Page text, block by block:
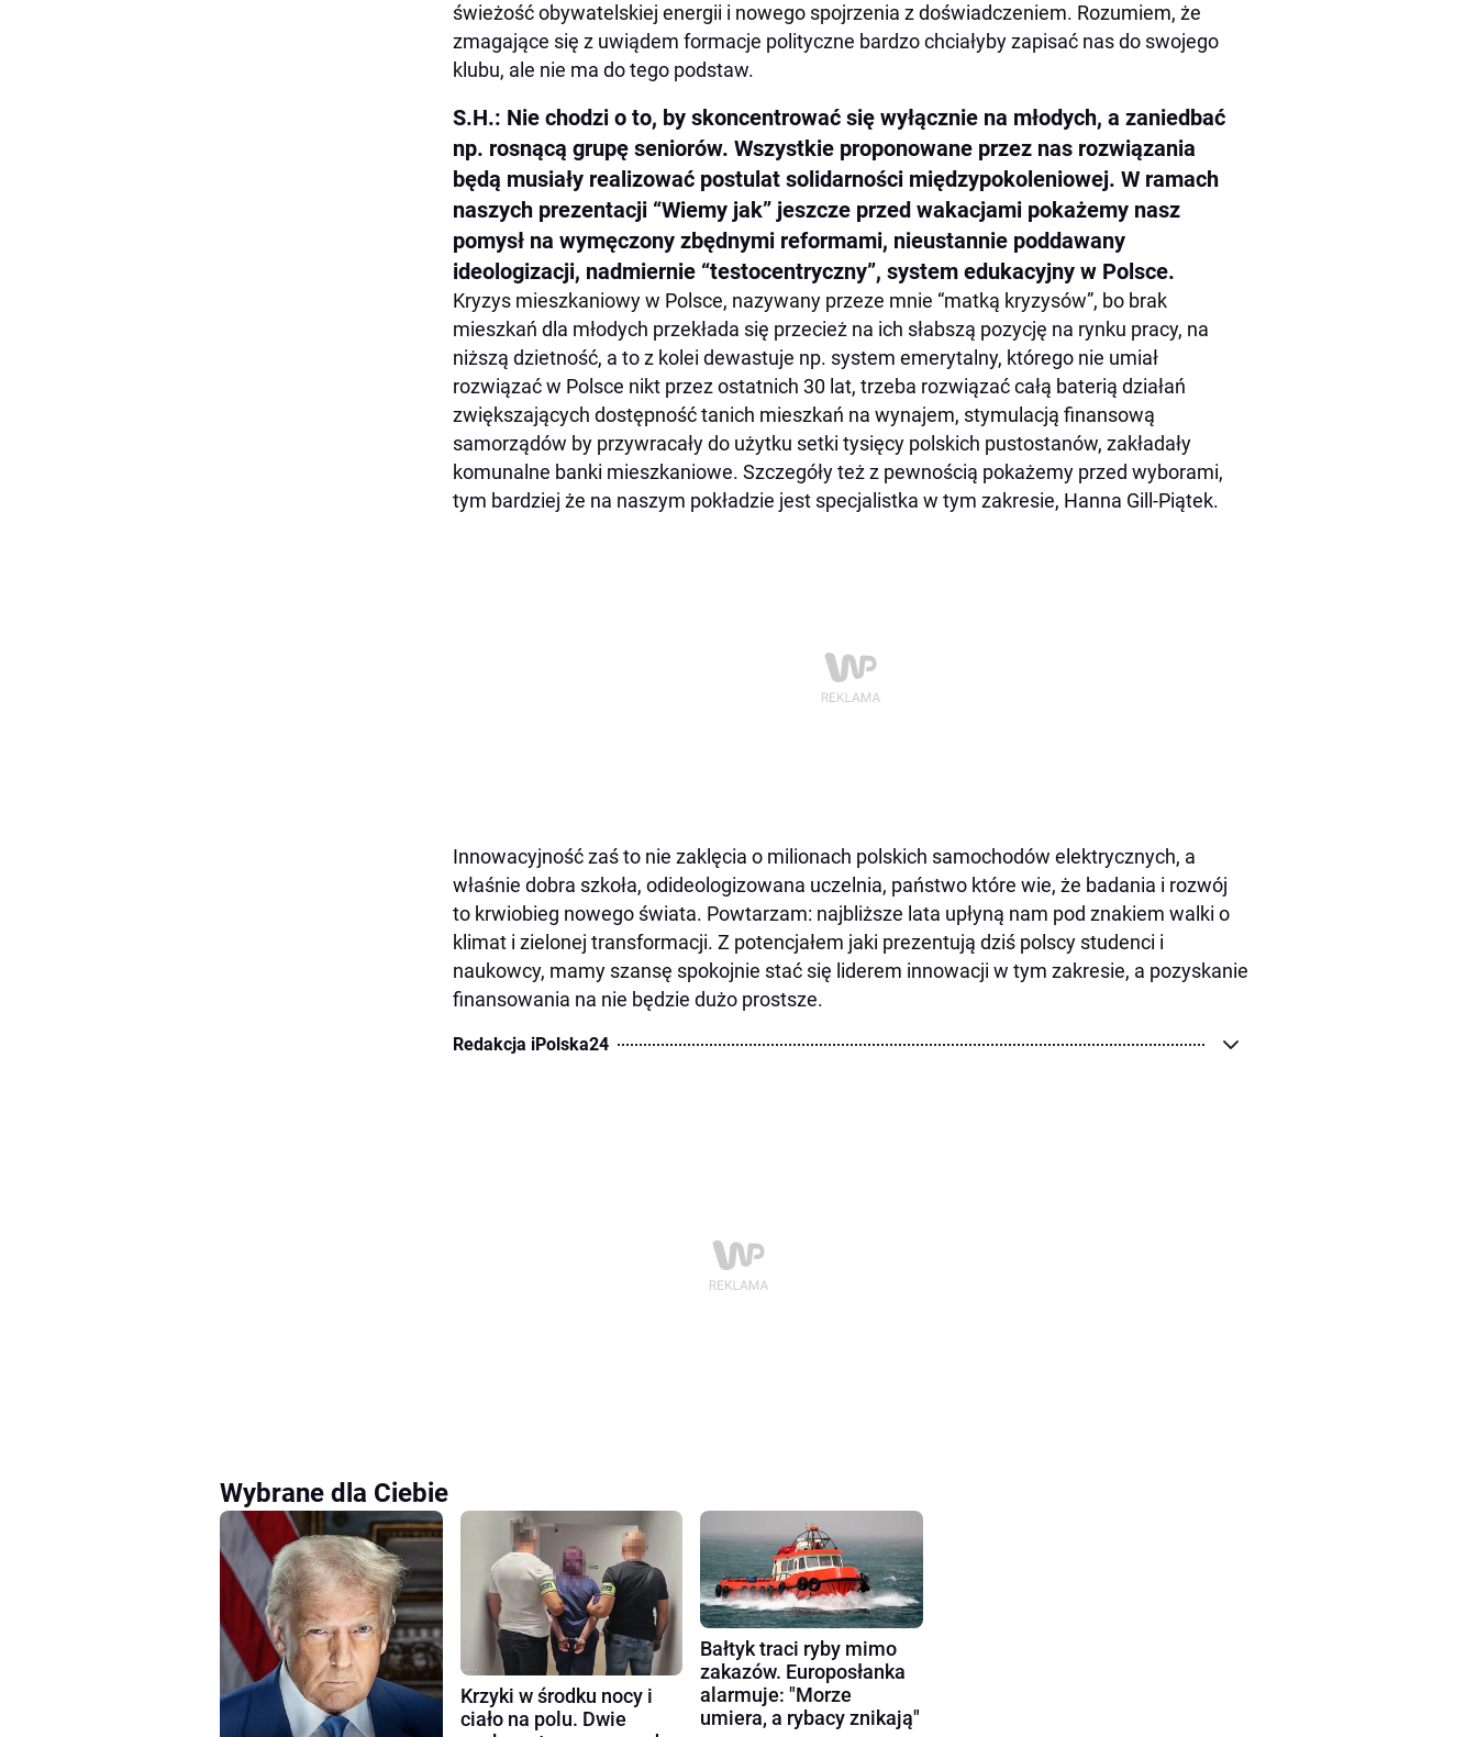
świeżość obywatelskiej energii i nowego spojrzenia z doświadczeniem. Rozumiem, że
zmagające się z uwiądem formacje polityczne bardzo chciałyby zapisać nas do swojego
klubu, ale nie ma do tego podstaw.
S.H.: Nie chodzi o to, by skoncentrować się wyłącznie na młodych, a zaniedbać
np. rosnącą grupę seniorów. Wszystkie proponowane przez nas rozwiązania
będą musiały realizować postulat solidarności międzypokoleniowej. W ramach
naszych prezentacji “Wiemy jak” jeszcze przed wakacjami pokażemy nasz
pomysł na wymęczony zbędnymi reformami, nieustannie poddawany
ideologizacji, nadmiernie “testocentryczny”, system edukacyjny w Polsce.
Kryzys mieszkaniowy w Polsce, nazywany przeze mnie “matką kryzysów”, bo brak
mieszkań dla młodych przekłada się przecież na ich słabszą pozycję na rynku pracy, na
niższą dzietność, a to z kolei dewastuje np. system emerytalny, którego nie umiał
rozwiązać w Polsce nikt przez ostatnich 30 lat, trzeba rozwiązać całą baterią działań
zwiększających dostępność tanich mieszkań na wynajem, stymulacją finansową
samorządów by przywracały do użytku setki tysięcy polskich pustostanów, zakładały
komunalne banki mieszkaniowe. Szczegóły też z pewnością pokażemy przed wyborami,
tym bardziej że na naszym pokładzie jest specjalistka w tym zakresie, Hanna Gill-Piątek.
Innowacyjność zaś to nie zaklęcia o milionach polskich samochodów elektrycznych, a
właśnie dobra szkoła, odideologizowana uczelnia, państwo które wie, że badania i rozwój
to krwiobieg nowego świata. Powtarzam: najbliższe lata upłyną nam pod znakiem walki o
klimat i zielonej transformacji. Z potencjałem jaki prezentują dziś polscy studenci i
naukowcy, mamy szansę spokojnie stać się liderem innowacji w tym zakresie, a pozyskanie
finansowania na nie będzie dużo prostsze.
Redakcja iPolska24
Wybrane dla Ciebie
Krzyki w środku nocy i
ciało na polu. Dwie
Bałtyk traci ryby mimo
zakazów. Europosłanka
alarmuje: "Morze
umiera, a rybacy znikają"